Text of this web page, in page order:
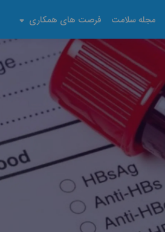
مجله سلامت فرصت های همکاری